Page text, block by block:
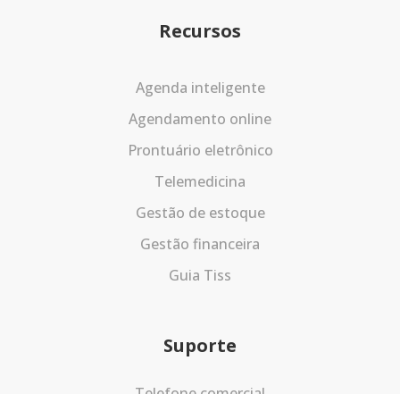
Recursos
Agenda inteligente
Agendamento online
Prontuário eletrônico
Telemedicina
Gestão de estoque
Gestão financeira
Guia Tiss
Suporte